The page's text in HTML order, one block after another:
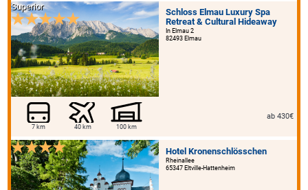
Schloss Elmau Luxury Spa
Retreat & Cultural Hideaway
In Elmau 2
82493 Elmau
Superior
7 km 40 km 100 km
ab 430€
Hotel Kronenschlösschen
Rheinallee
65347 Eltville-Hattenheim